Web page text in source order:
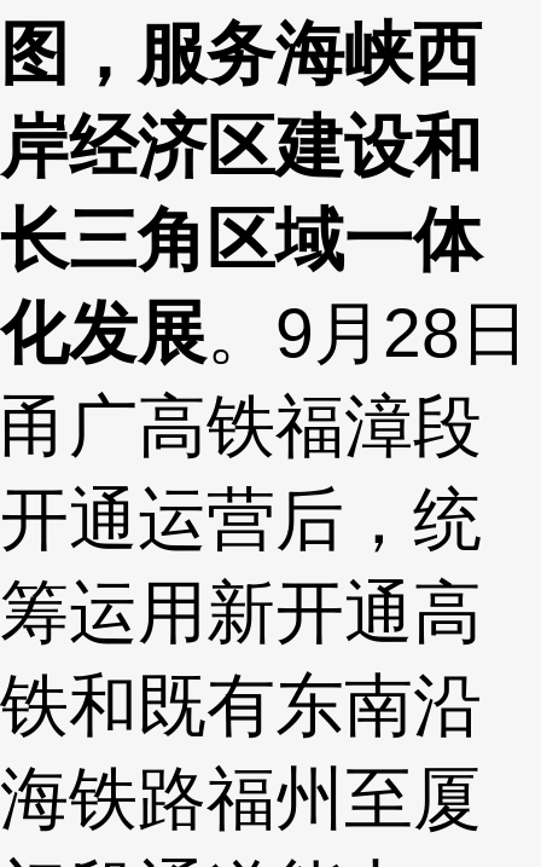
图，服务海峡西
岸经济区建设和
长三角区域一体
化发展。9月28日
甬广高铁福漳段
开通运营后，统
筹运用新开通高
铁和既有东南沿
海铁路福州至厦